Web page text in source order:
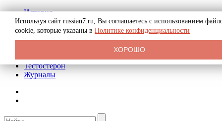
История
Биография
Криминал
Реклама на сайте
Тестостерон
Журналы
Используя сайт russian7.ru, Вы соглашаетесь с использованием
cookie, которые указаны в Политике конфиденциальности
ХОРОШО